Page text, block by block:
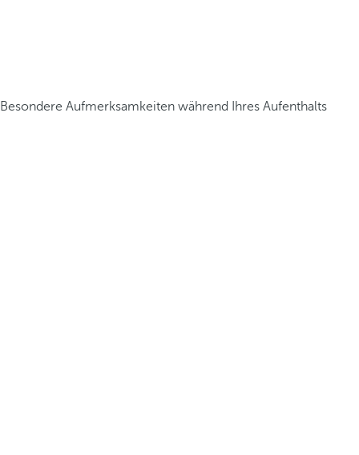
Besondere Aufmerksamkeiten während Ihres Aufenthalts